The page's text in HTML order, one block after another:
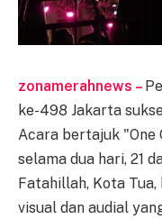
zonamerahnews –
ke-498 Jakarta
Acara bertajuk "One
selama dua hari, 21
Fatahillah, Kota
visual dan audial